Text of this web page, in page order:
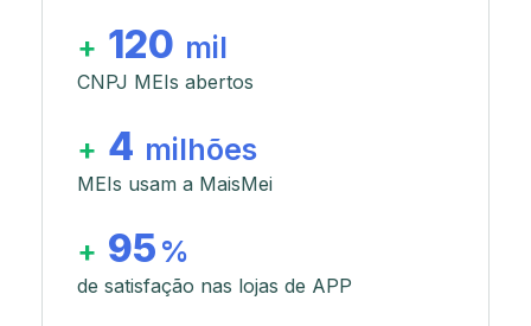
+ 120 mil
CNPJ MEIs abertos
+ 4 milhões
MEIs usam a MaisMei
+ 95 %
de satisfação nas lojas de APP